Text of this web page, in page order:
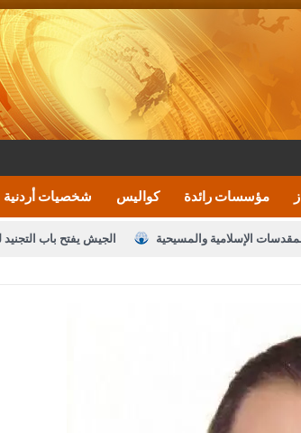
شخصيات أردنية كواليس مؤسسات رائدة
الجيش يفتح باب الإسلامية والمسيحية
تعديل قانون الملكية العقارية
القاضي يلتقي رؤساء تحرير الصحف اليومية ويؤكد حرص